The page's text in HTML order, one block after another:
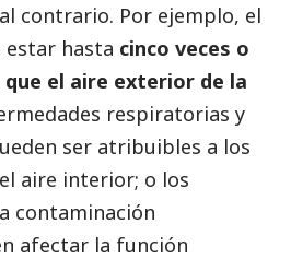
contrario. Por ejemplo, el
hasta cinco veces o
el aire exterior de la
respiratorias y
ser atribuibles a los
aire interior; o los
contaminación
afectar la función